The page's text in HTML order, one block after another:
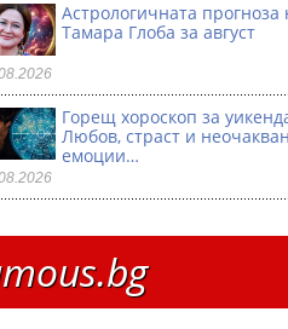
Астрологичната прогноза
Тамара Глоба за август
Горещ хороскоп за
Любов, страст и
емоции…